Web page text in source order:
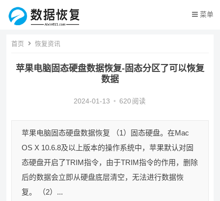
菜单
首页 恢复资讯
苹果电脑固态硬盘数据恢复-固态分区了可以恢复
数据
2024-01-13 • 620 阅读
苹果电脑固态硬盘数据恢复 （1）固态硬盘。在Mac
OS X 10.6.8及以上版本的操作系统中，苹果默认对固
态硬盘开启了TRIM指令，由于TRIM指令的作用，删除
后的数据会立即从硬盘底层清空，无法进行数据恢
复。 （2）...